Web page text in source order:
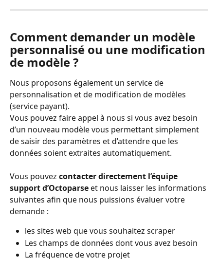
Comment demander un modèle
personnalisé ou une modification
de modèle ?
Nous proposons également un service de
personnalisation et de modification de modèles
(service payant).
Vous pouvez faire appel à nous si vous avez besoin
d’un nouveau modèle vous permettant simplement
de saisir des paramètres et d’attendre que les
données soient extraites automatiquement.
Vous pouvez contacter directement l’équipe
support d’Octoparse et nous laisser les informations
suivantes afin que nous puissions évaluer votre
demande :
les sites web que vous souhaitez scraper
Les champs de données dont vous avez besoin
La fréquence de votre projet